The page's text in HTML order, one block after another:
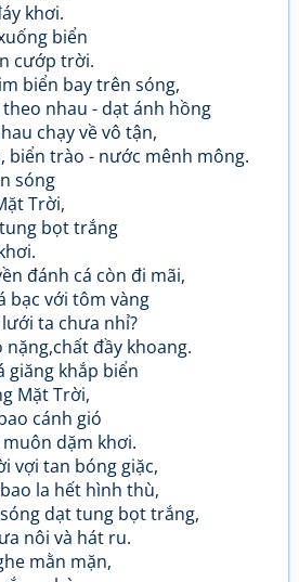
khơi.
biển
cướp trời.
bay trên sóng,
- dạt ánh hồng
về vô tận,
- nước mênh mông.
sóng
Trời,
bọt trắng
cá còn đi mãi,
với tôm vàng
chưa nhỉ?
đầy khoang.
giăng khắp biển
Mặt Trời,
cánh gió
dặm khơi.
tan bóng giặc,
hết hình thù,
tung bọt trắng,
và hát ru.
mằn mặn,